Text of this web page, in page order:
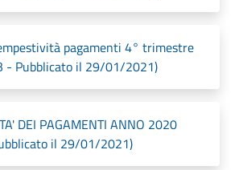
pagamenti 4° trimestre
- Pubblicato il 29/01/2021)
DEI PAGAMENTI ANNO 2020
il 29/01/2021)